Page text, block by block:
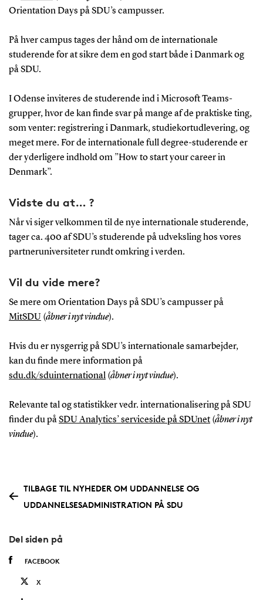
Orientation Days på SDU’s campusser.
På hver campus tages der hånd om de internationale
studerende for at sikre dem en god start både i Danmark og
på SDU.
I Odense inviteres de studerende ind i Microsoft Teams-
grupper, hvor de kan finde svar på mange af de praktiske ting,
som venter: registrering i Danmark, studiekortudlevering, og
meget mere. For de internationale full degree-studerende er
der yderligere indhold om ”How to start your career in
Denmark”.
Vidste du at… ?
Når vi siger velkommen til de nye internationale studerende,
tager ca. 400 af SDU’s studerende på udveksling hos vores
partneruniversiteter rundt omkring i verden.
Vil du vide mere?
Se mere om Orientation Days på SDU’s campusser på
MitSDU(åbner i nyt vindue).
Hvis du er nysgerrig på SDU’s internationale samarbejder,
kan du finde mere information på
sdu.dk/sduinternational(åbner i nyt vindue).
Relevante tal og statistikker vedr. internationalisering på SDU
finder du påSDU Analytics’ serviceside på SDUnet(åbner i nyt
vindue).
TILBAGE TIL NYHEDER OM UDDANNELSE OG
UDDANNELSESADMINISTRATION PÅ SDU
Del siden på
FACEBOOK
X